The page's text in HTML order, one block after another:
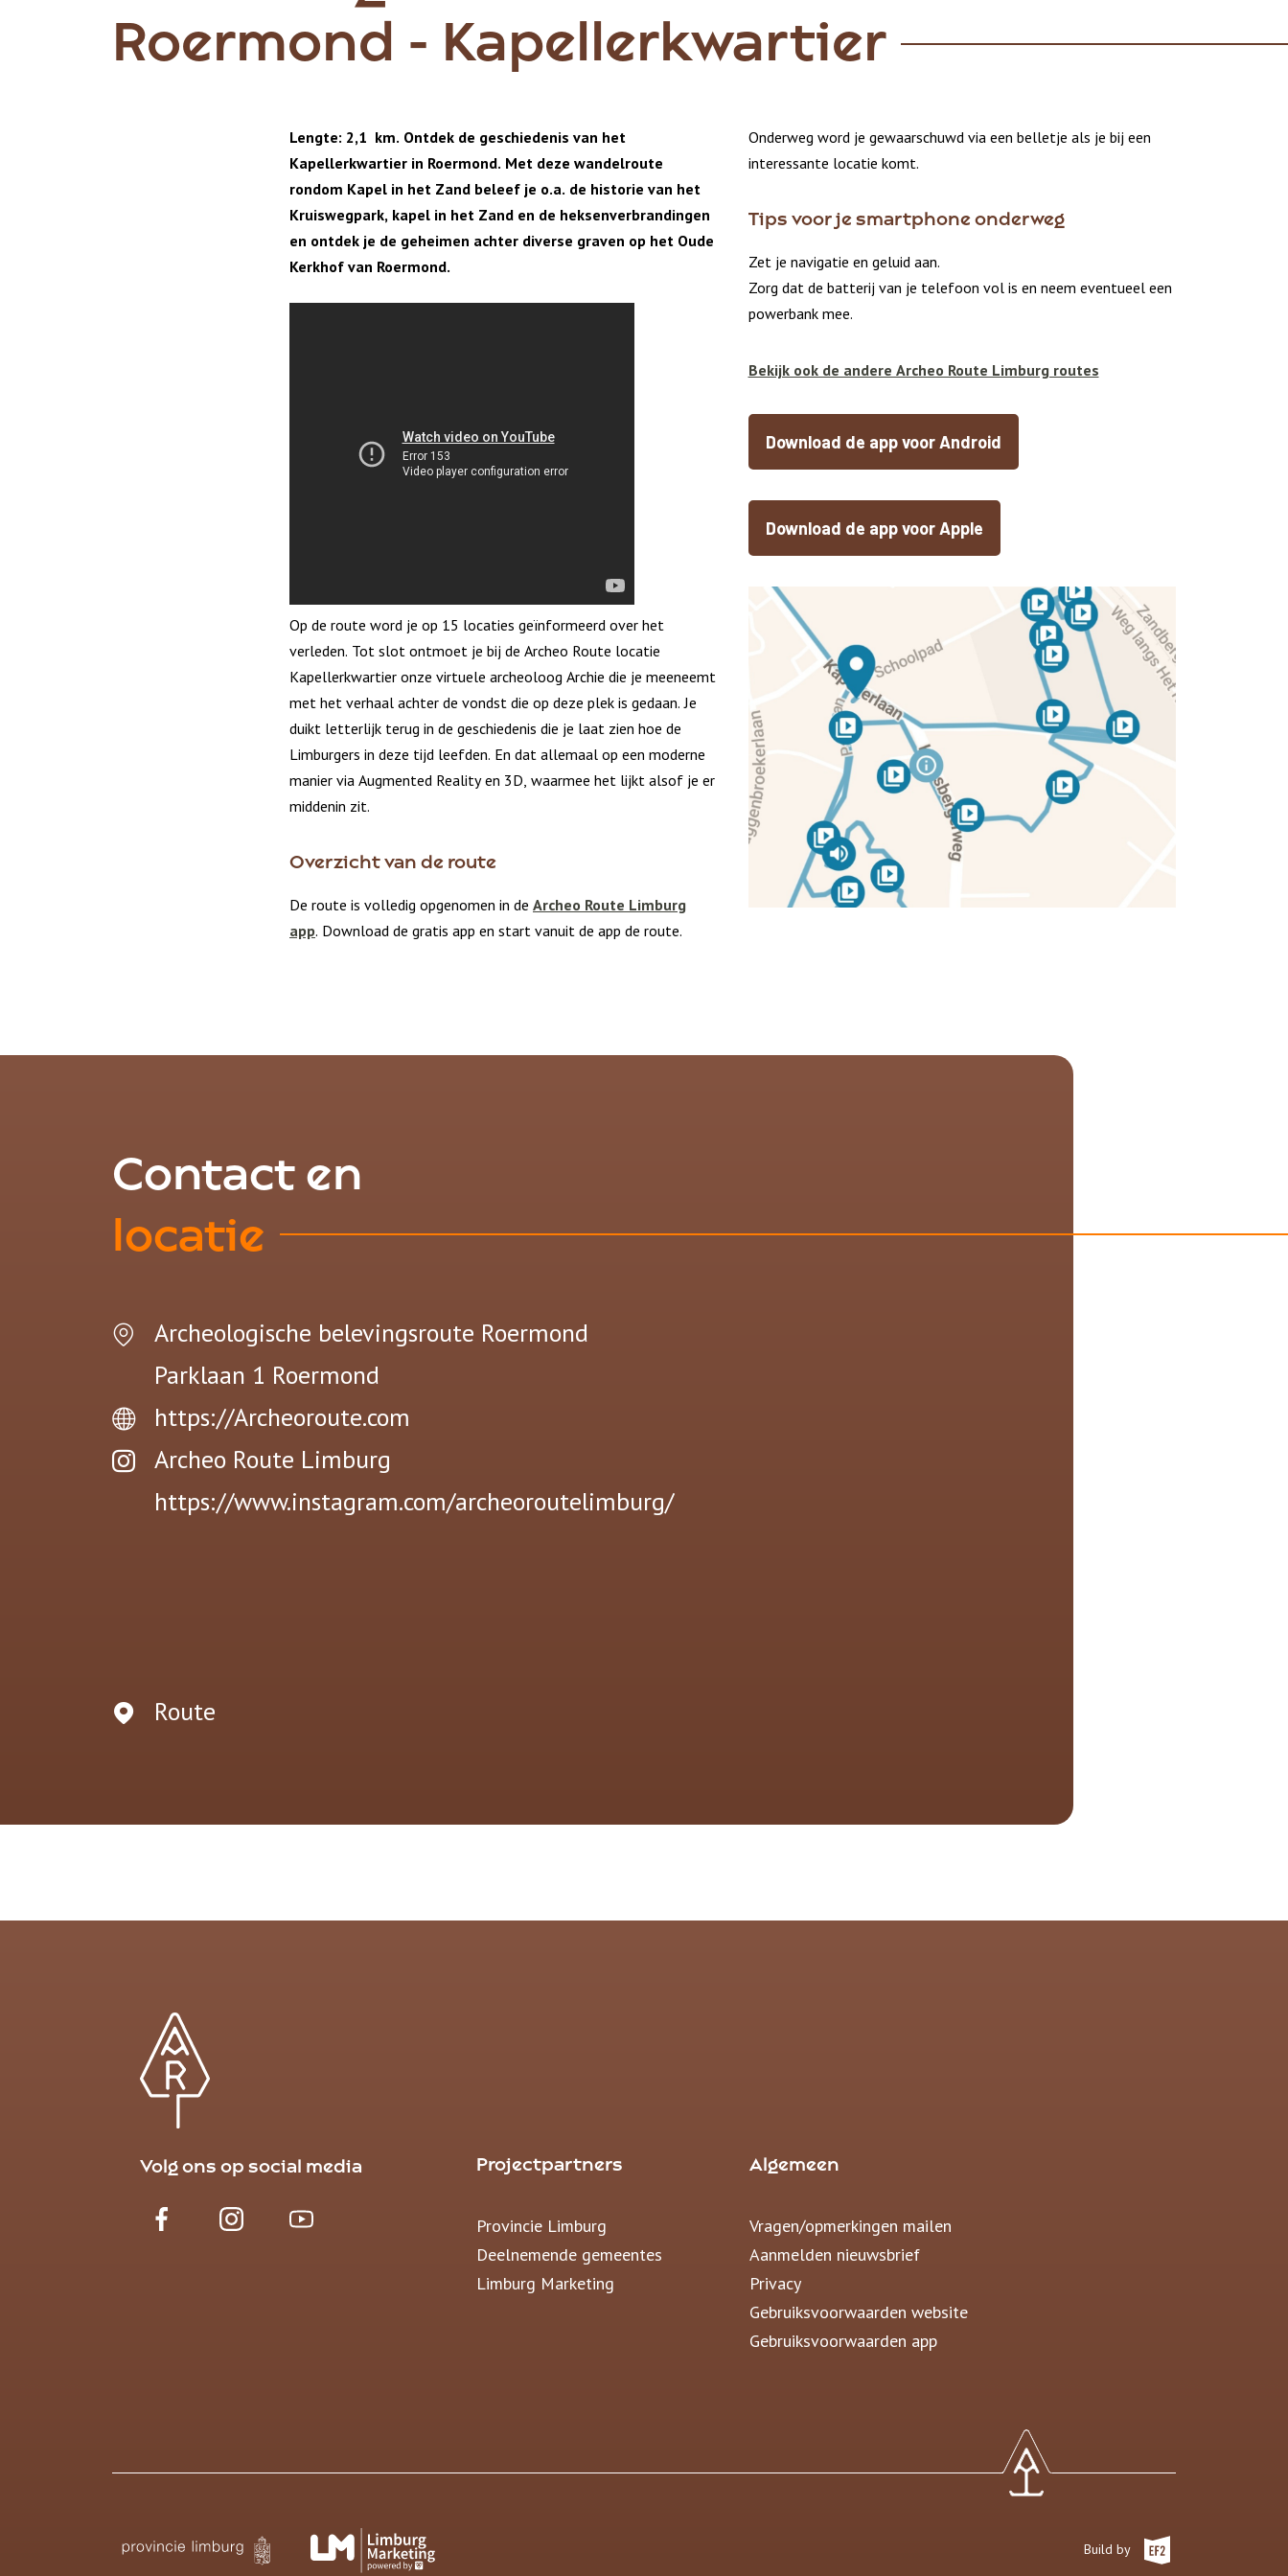
Roermond - Kapellerkwartier
Lengte: 2,1 km. Ontdek de geschiedenis van het
Kapellerkwartier in Roermond. Met deze wandelroute
rondom Kapel in het Zand beleef je o.a. de historie van het
Kruiswegpark, kapel in het Zand en de heksenverbrandingen
en ontdek je de geheimen achter diverse graven op het Oude
Kerkhof van Roermond.
Op de route word je op 15 locaties geïnformeerd over het
verleden. Tot slot ontmoet je bij de Archeo Route locatie
Kapellerkwartier onze virtuele archeoloog Archie die je meeneemt
met het verhaal achter de vondst die op deze plek is gedaan. Je
duikt letterlijk terug in de geschiedenis die je laat zien hoe de
Limburgers in deze tijd leefden. En dat allemaal op een moderne
manier via Augmented Reality en 3D, waarmee het lijkt alsof je er
middenin zit.
Overzicht van de route
De route is volledig opgenomen in de Archeo Route Limburg
app. Download de gratis app en start vanuit de app de route.
Onderweg word je gewaarschuwd via een belletje als je bij een
interessante locatie komt.
Tips voor je smartphone onderweg
Zet je navigatie en geluid aan.
Zorg dat de batterij van je telefoon vol is en neem eventueel een
powerbank mee.
Bekijk ook de andere Archeo Route Limburg routes
Download de app voor Android
Download de app voor Apple
Contact en
locatie
Archeologische belevingsroute Roermond
Parklaan 1 Roermond
https://Archeoroute.com
Archeo Route Limburg
https://www.instagram.com/archeoroutelimburg/
Route
Volg ons op social media Projectpartners
Provincie Limburg
Deelnemende gemeentes
Limburg Marketing
Algemeen
Vragen/opmerkingen mailen
Aanmelden nieuwsbrief
Privacy
Gebruiksvoorwaarden website
Gebruiksvoorwaarden app
Build by